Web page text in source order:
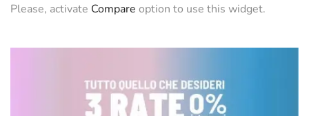
Please, activate Compare option to use this widget.